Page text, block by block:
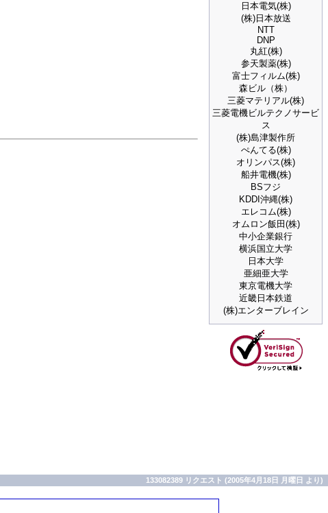
日本電気(株)
(株)日本放送
NTT
DNP
丸紅(株)
参天製薬(株)
富士フィルム(株)
森ビル（株）
三菱マテリアル(株)
三菱電機ビルテクノサービ
ス
(株)島津製作所
ぺんてる(株)
オリンパス(株)
船井電機(株)
BSフジ
KDDI沖縄(株)
エレコム(株)
オムロン飯田(株)
中小企業銀行
横浜国立大学
日本大学
亜細亜大学
東京電機大学
近畿日本鉄道
(株)エンターブレイン
133082389 リクエスト (2005年4月18日 月曜日 より)